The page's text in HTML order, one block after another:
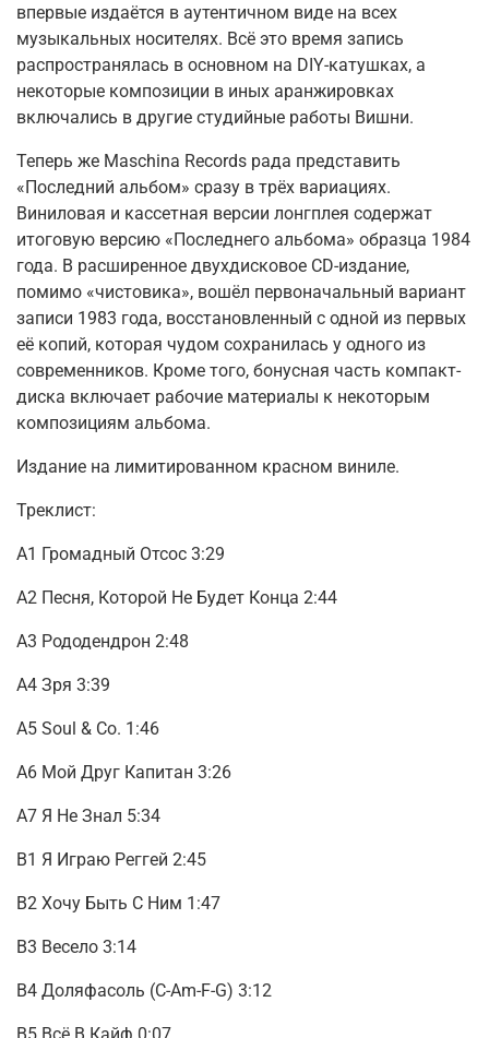
впервые издаётся в аутентичном виде на всех
музыкальных носителях. Всё это время запись
распространялась в основном на DIY-катушках, а
некоторые композиции в иных аранжировках
включались в другие студийные работы Вишни.
Теперь же Maschina Records рада представить
«Последний альбом» сразу в трёх вариациях.
Виниловая и кассетная версии лонгплея содержат
итоговую версию «Последнего альбома» образца 1984
года. В расширенное двухдисковое CD-издание,
помимо «чистовика», вошёл первоначальный вариант
записи 1983 года, восстановленный с одной из первых
её копий, которая чудом сохранилась у одного из
современников. Кроме того, бонусная часть компакт-
диска включает рабочие материалы к некоторым
композициям альбома.
Издание на лимитированном красном виниле.
Треклист:
А1 Громадный Отсос 3:29
А2 Песня, Которой Не Будет Конца 2:44
А3 Рододендрон 2:48
А4 Зря 3:39
А5 Soul & Co. 1:46
А6 Мой Друг Капитан 3:26
А7 Я Не Знал 5:34
В1 Я Играю Реггей 2:45
В2 Хочу Быть С Ним 1:47
В3 Весело 3:14
В4 Доляфасоль (C-Am-F-G) 3:12